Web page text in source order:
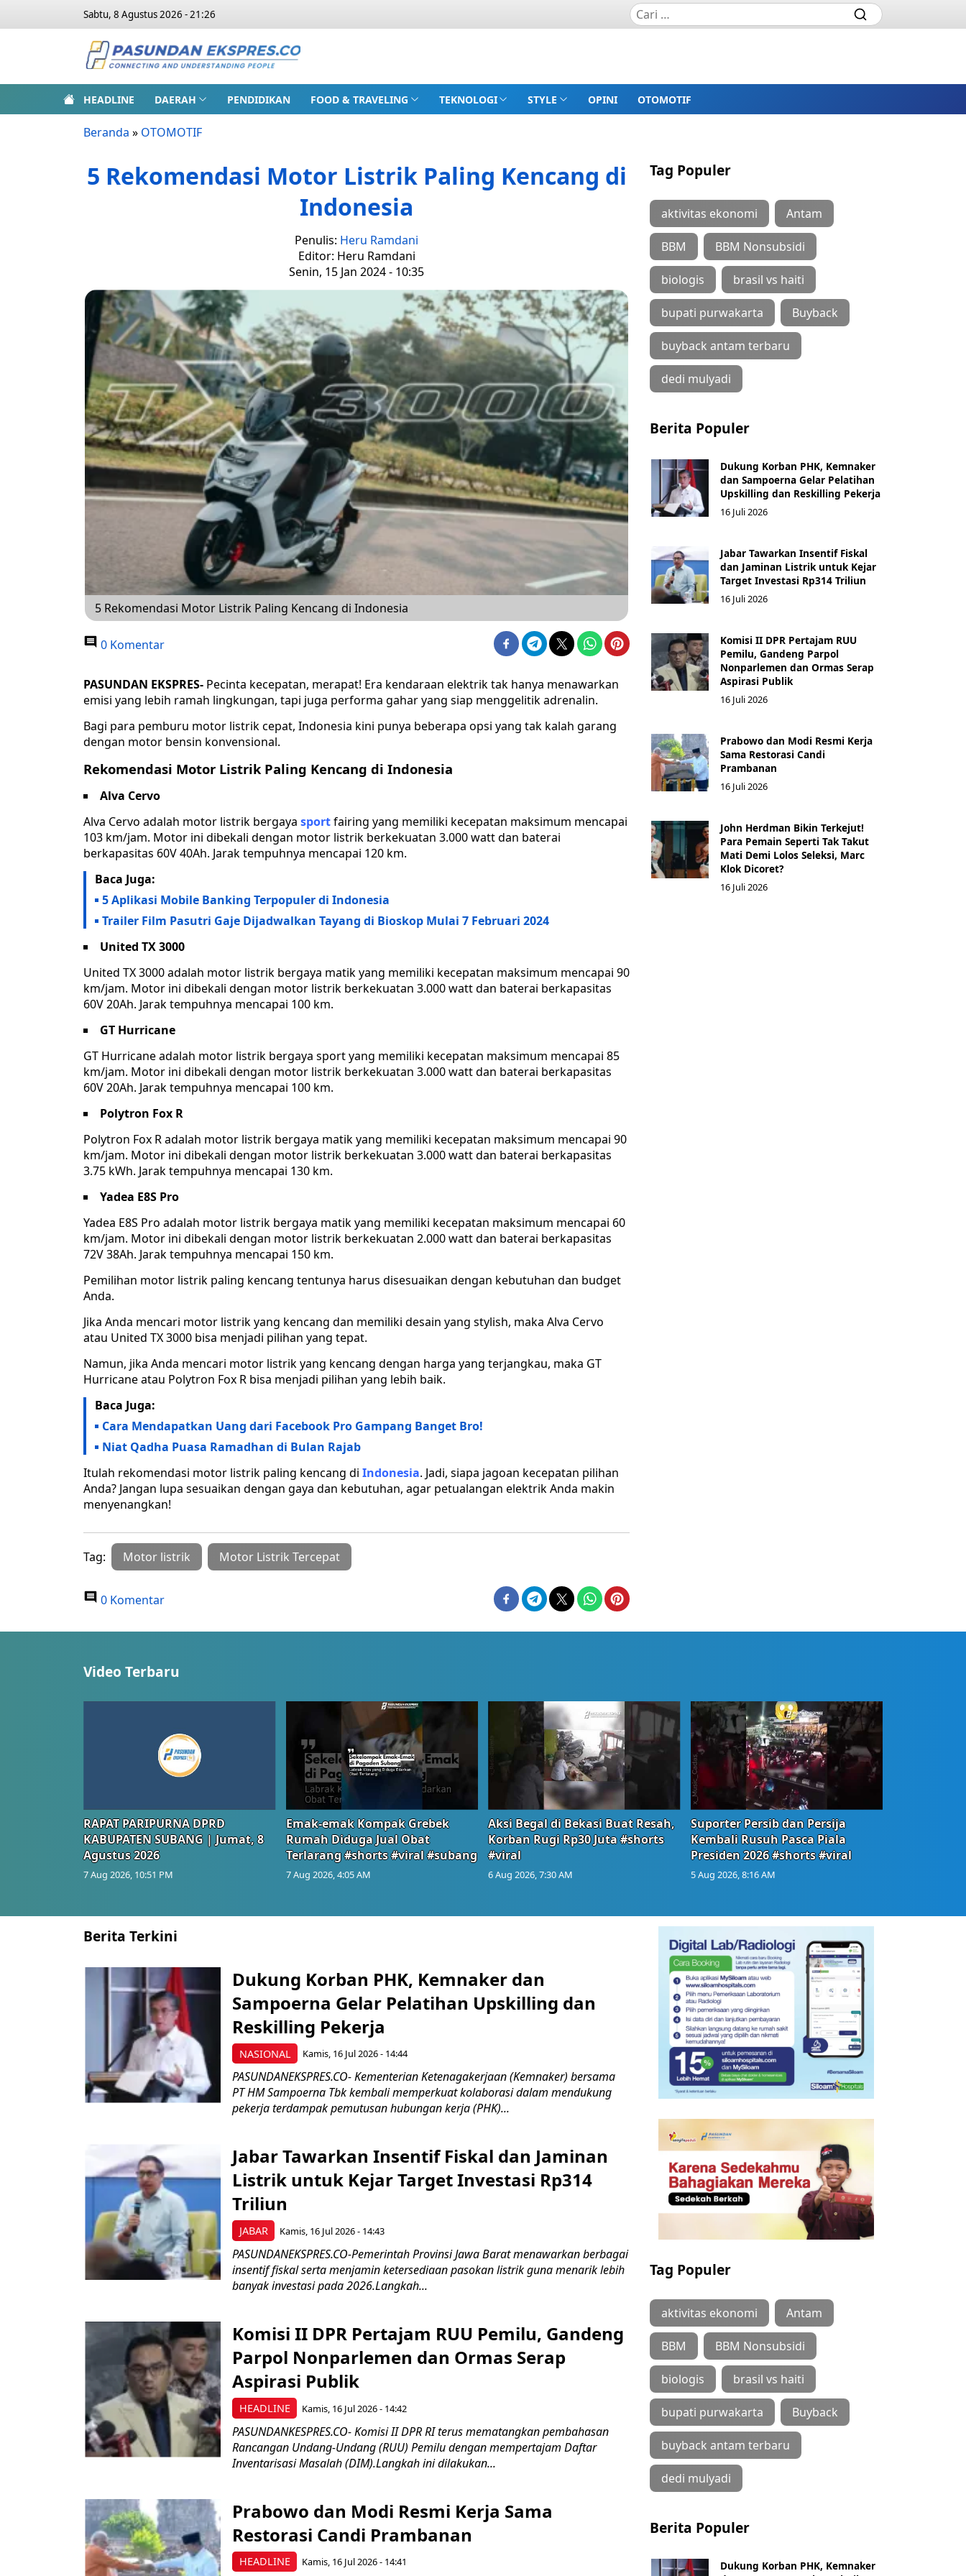
Sabtu, 8 Agustus 2026 - 21:26
HEADLINE DAERAH PENDIDIKAN FOOD & TRAVELING TEKNOLOGI STYLE OPINI OTOMOTIF
Beranda » OTOMOTIF
5 Rekomendasi Motor Listrik Paling Kencang di
Indonesia
Penulis: Heru Ramdani
Editor: Heru Ramdani
Senin, 15 Jan 2024 - 10:35
5 Rekomendasi Motor Listrik Paling Kencang di Indonesia
0 Komentar
PASUNDAN EKSPRES- Pecinta kecepatan, merapat! Era kendaraan elektrik tak hanya menawarkan
emisi yang lebih ramah lingkungan, tapi juga performa gahar yang siap menggelitik adrenalin.
Bagi para pemburu motor listrik cepat, Indonesia kini punya beberapa opsi yang tak kalah garang
dengan motor bensin konvensional.
Rekomendasi Motor Listrik Paling Kencang di Indonesia
Alva Cervo
Alva Cervo adalah motor listrik bergaya sportfairing yang memiliki kecepatan maksimum mencapai
103 km/jam. Motor ini dibekali dengan motor listrik berkekuatan 3.000 watt dan baterai
berkapasitas 60V 40Ah. Jarak tempuhnya mencapai 120 km.
Baca Juga:
5 Aplikasi Mobile Banking Terpopuler di Indonesia
Trailer Film Pasutri Gaje Dijadwalkan Tayang di Bioskop Mulai 7 Februari 2024
United TX 3000
United TX 3000 adalah motor listrik bergaya matik yang memiliki kecepatan maksimum mencapai 90
km/jam. Motor ini dibekali dengan motor listrik berkekuatan 3.000 watt dan baterai berkapasitas
60V 20Ah. Jarak tempuhnya mencapai 100 km.
GT Hurricane
GT Hurricane adalah motor listrik bergaya sport yang memiliki kecepatan maksimum mencapai 85
km/jam. Motor ini dibekali dengan motor listrik berkekuatan 3.000 watt dan baterai berkapasitas
60V 20Ah. Jarak tempuhnya mencapai 100 km.
Polytron Fox R
Polytron Fox R adalah motor listrik bergaya matik yang memiliki kecepatan maksimum mencapai 90
km/jam. Motor ini dibekali dengan motor listrik berkekuatan 3.000 watt dan baterai berkapasitas
3.75 kWh. Jarak tempuhnya mencapai 130 km.
Yadea E8S Pro
Yadea E8S Pro adalah motor listrik bergaya matik yang memiliki kecepatan maksimum mencapai 60
km/jam. Motor ini dibekali dengan motor listrik berkekuatan 2.000 watt dan baterai berkapasitas
72V 38Ah. Jarak tempuhnya mencapai 150 km.
Pemilihan motor listrik paling kencang tentunya harus disesuaikan dengan kebutuhan dan budget
Anda.
Jika Anda mencari motor listrik yang kencang dan memiliki desain yang stylish, maka Alva Cervo
atau United TX 3000 bisa menjadi pilihan yang tepat.
Namun, jika Anda mencari motor listrik yang kencang dengan harga yang terjangkau, maka GT
Hurricane atau Polytron Fox R bisa menjadi pilihan yang lebih baik.
Baca Juga:
Cara Mendapatkan Uang dari Facebook Pro Gampang Banget Bro!
Niat Qadha Puasa Ramadhan di Bulan Rajab
Itulah rekomendasi motor listrik paling kencang di Indonesia. Jadi, siapa jagoan kecepatan pilihan
Anda? Jangan lupa sesuaikan dengan gaya dan kebutuhan, agar petualangan elektrik Anda makin
menyenangkan!
Tag: Motor listrik Motor Listrik Tercepat
0 Komentar
Tag Populer
aktivitas ekonomi Antam
BBM BBM Nonsubsidi
biologis brasil vs haiti
bupati purwakarta Buyback
buyback antam terbaru
dedi mulyadi
Berita Populer
Dukung Korban PHK, Kemnaker
dan Sampoerna Gelar Pelatihan
Upskilling dan Reskilling Pekerja
16 Juli 2026
Jabar Tawarkan Insentif Fiskal
dan Jaminan Listrik untuk Kejar
Target Investasi Rp314 Triliun
16 Juli 2026
Komisi II DPR Pertajam RUU
Pemilu, Gandeng Parpol
Nonparlemen dan Ormas Serap
Aspirasi Publik
16 Juli 2026
Prabowo dan Modi Resmi Kerja
Sama Restorasi Candi
Prambanan
16 Juli 2026
John Herdman Bikin Terkejut!
Para Pemain Seperti Tak Takut
Mati Demi Lolos Seleksi, Marc
Klok Dicoret?
16 Juli 2026
Video Terbaru
RAPAT PARIPURNA DPRD
KABUPATEN SUBANG | Jumat, 8
Agustus 2026
7 Aug 2026, 10:51 PM
Emak-emak Kompak Grebek
Rumah Diduga Jual Obat
Terlarang #shorts #viral #subang
7 Aug 2026, 4:05 AM
Aksi Begal di Bekasi Buat Resah,
Korban Rugi Rp30 Juta #shorts
#viral
6 Aug 2026, 7:30 AM
Suporter Persib dan Persija
Kembali Rusuh Pasca Piala
Presiden 2026 #shorts #viral
5 Aug 2026, 8:16 AM
Berita Terkini
NASIONAL
Dukung Korban PHK, Kemnaker dan
Sampoerna Gelar Pelatihan Upskilling dan
Reskilling Pekerja
Kamis, 16 Jul 2026 - 14:44
PASUNDANEKSPRES.CO- Kementerian Ketenagakerjaan (Kemnaker) bersama
PT HM Sampoerna Tbk kembali memperkuat kolaborasi dalam mendukung
pekerja terdampak pemutusan hubungan kerja (PHK)...
JABAR
Jabar Tawarkan Insentif Fiskal dan Jaminan
Listrik untuk Kejar Target Investasi Rp314
Triliun
Kamis, 16 Jul 2026 - 14:43
PASUNDANEKSPRES.CO-Pemerintah Provinsi Jawa Barat menawarkan berbagai
insentif fiskal serta menjamin ketersediaan pasokan listrik guna menarik lebih
banyak investasi pada 2026.Langkah...
HEADLINE
Komisi II DPR Pertajam RUU Pemilu, Gandeng
Parpol Nonparlemen dan Ormas Serap
Aspirasi Publik
Kamis, 16 Jul 2026 - 14:42
PASUNDANKESPRES.CO- Komisi II DPR RI terus mematangkan pembahasan
Rancangan Undang-Undang (RUU) Pemilu dengan mempertajam Daftar
Inventarisasi Masalah (DIM).Langkah ini dilakukan...
HEADLINE
Prabowo dan Modi Resmi Kerja Sama
Restorasi Candi Prambanan
Kamis, 16 Jul 2026 - 14:41
Tag Populer
aktivitas ekonomi Antam
BBM BBM Nonsubsidi
biologis brasil vs haiti
bupati purwakarta Buyback
buyback antam terbaru
dedi mulyadi
Berita Populer
Dukung Korban PHK, Kemnaker